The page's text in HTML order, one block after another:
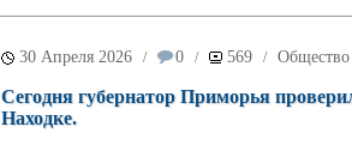
30 Апреля 2026 / 0 / 569 / Общество
Сегодня губернатор Приморья
Находке.